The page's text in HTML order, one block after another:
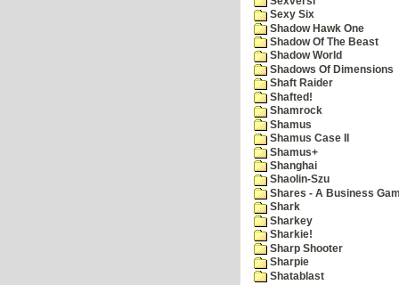
Sexy Six
Shadow Hawk One
Shadow Of The Beast
Shadow World
Shadows Of Dimensions
Shaft Raider
Shafted!
Shamrock
Shamus
Shamus Case II
Shamus+
Shanghai
Shaolin-Szu
Shares - A Business
Shark
Sharkey
Sharkie!
Sharp Shooter
Sharpie
Shatablast